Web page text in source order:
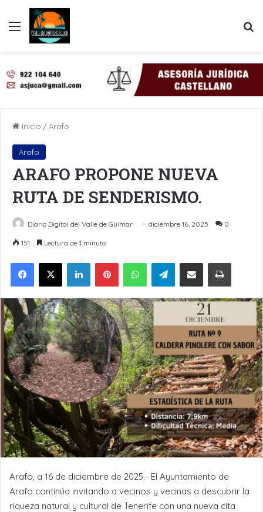
Menú
Inicio /Arafo
Arafo
ARAFO PROPONE NUEVA
RUTA DE SENDERISMO.
Diario Digital del Valle de Güímar diciembre 16, 2025 0
151 Lectura de 1 minuto
LinkedInPinterestWhatsAppTelegramCompartir por Email Imprimir
Arafo, a 16 de diciembre de 2025.- El Ayuntamiento de
Arafo continúa invitando a vecinos y vecinas a descubrir la
riqueza natural y cultural de Tenerife con una nueva cita